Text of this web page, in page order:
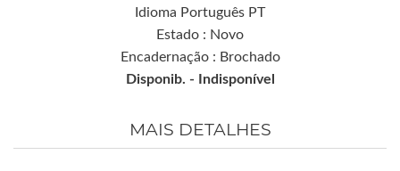
Idioma Português PT
Estado : Novo
Encadernação : Brochado
Disponib. -
Indisponível
MAIS DETALHES